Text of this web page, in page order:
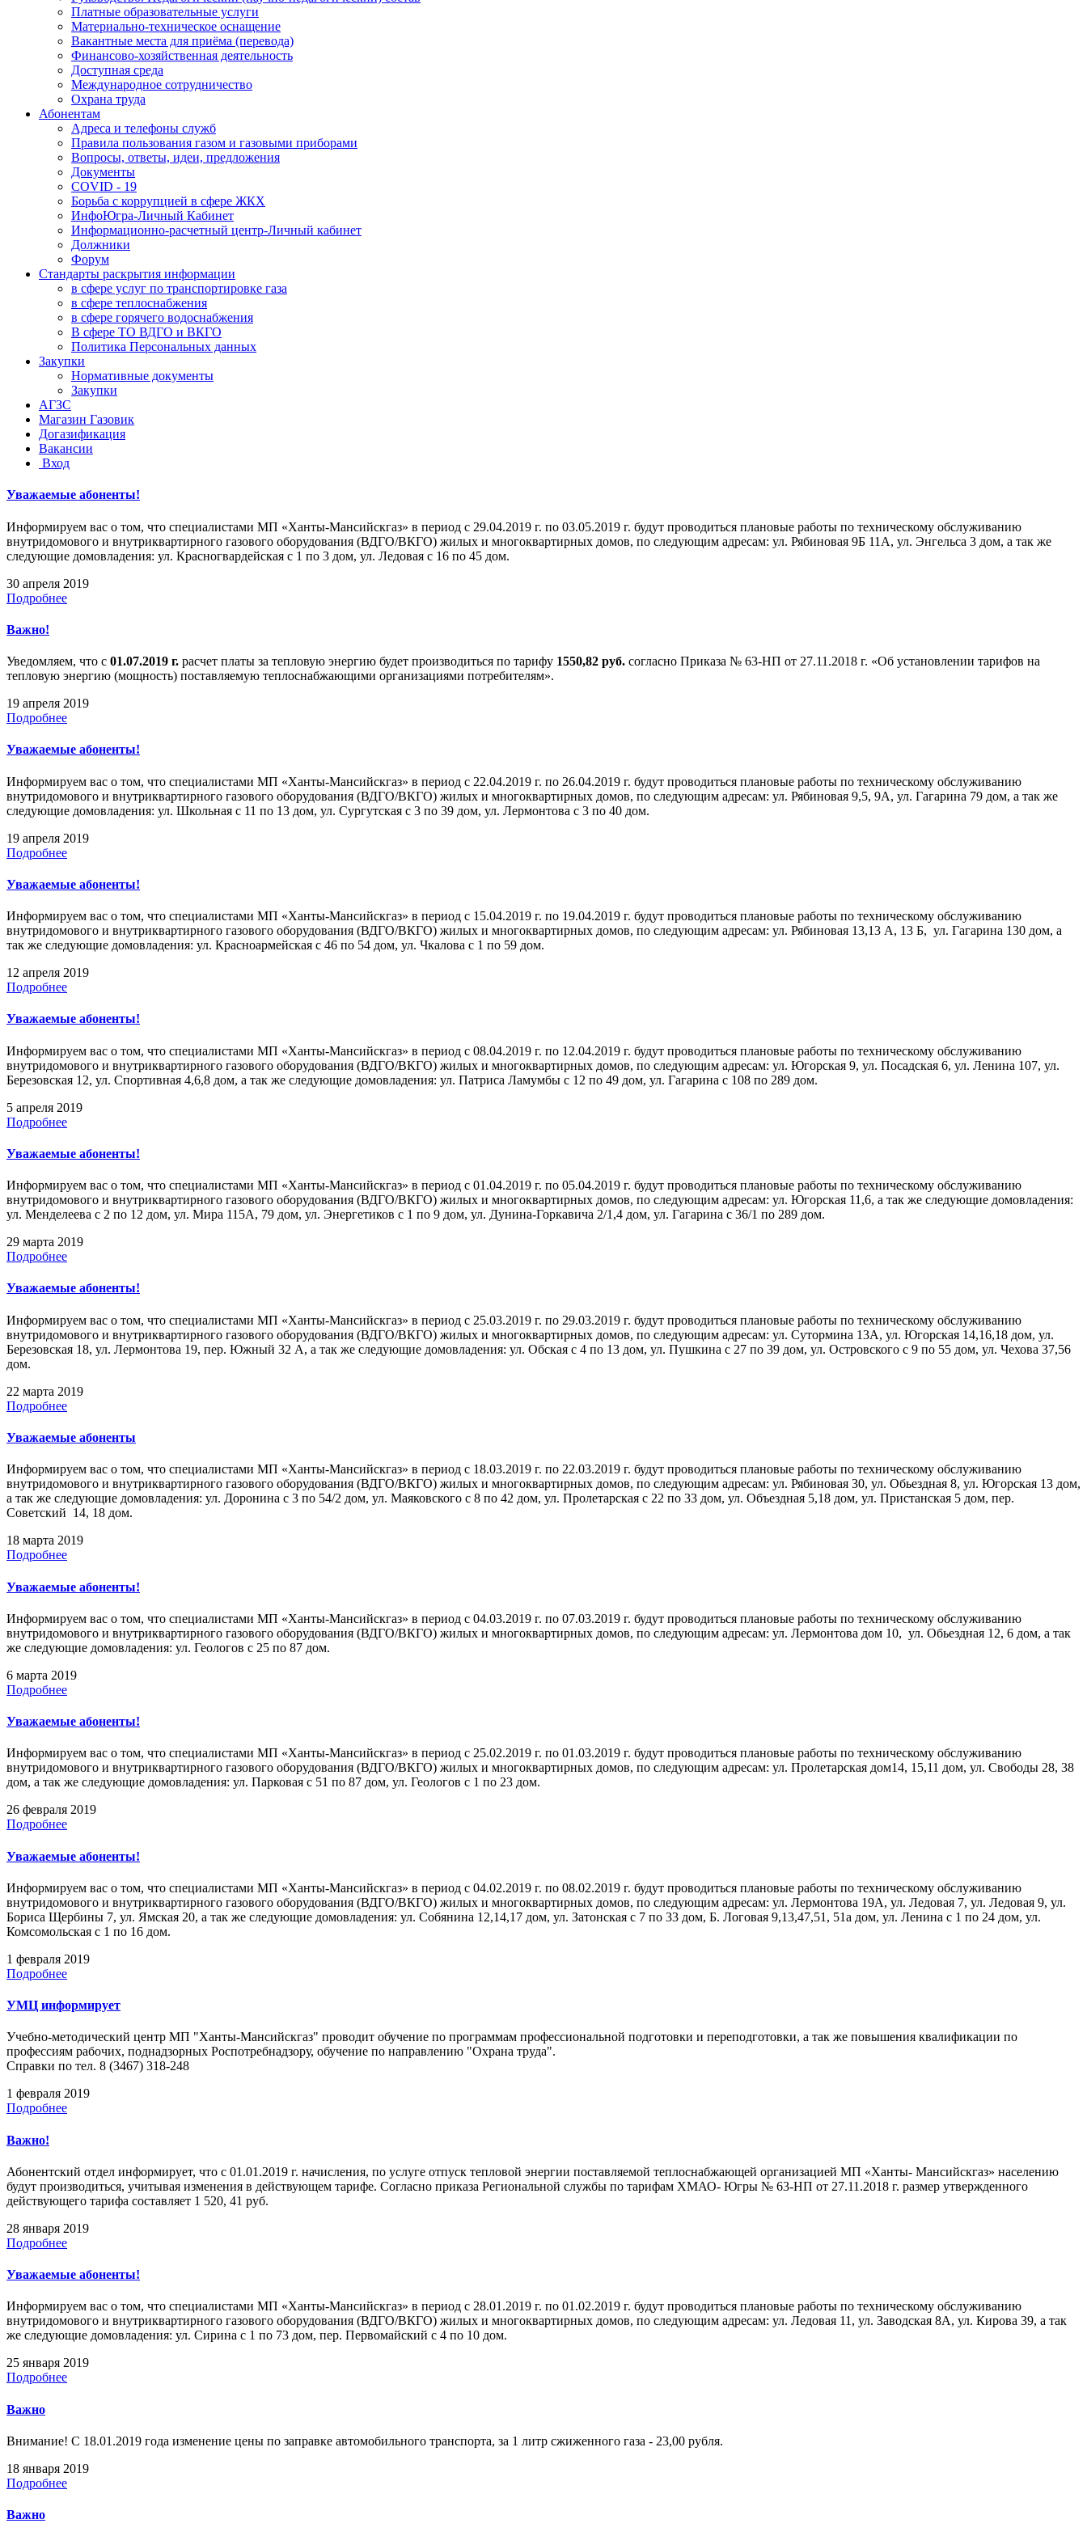
Платные образовательные услуги
Материально-техническое оснащение
Вакантные места для приёма (перевода)
Финансово-хозяйственная деятельность
Доступная среда
Международное сотрудничество
Охрана труда
Абонентам
Адреса и телефоны служб
Правила пользования газом и газовыми приборами
Вопросы, ответы, идеи, предложения
Документы
COVID - 19
Борьба с коррупцией в сфере ЖКХ
ИнфоЮгра-Личный Кабинет
Информационно-расчетный центр-Личный кабинет
Должники
Форум
Стандарты раскрытия информации
в сфере услуг по транспортировке газа
в сфере теплоснабжения
в сфере горячего водоснабжения
В сфере ТО ВДГО и ВКГО
Политика Персональных данных
Закупки
Нормативные документы
Закупки
АГЗС
Магазин Газовик
Догазификация
Вакансии
Вход
Уважаемые абоненты!
Информируем вас о том, что специалистами МП «Ханты-Мансийскгаз» в период с 29.04.2019 г. по 03.05.2019 г. будут проводиться плановые работы по техническому обслуживанию
внутридомового и внутриквартирного газового оборудования (ВДГО/ВКГО) жилых и многоквартирных домов, по следующим адресам: ул. Рябиновая 9Б 11А, ул. Энгельса 3 дом, а так же
следующие домовладения: ул. Красногвардейская с 1 по 3 дом, ул. Ледовая с 16 по 45 дом.
30 апреля 2019
Подробнее
Важно!
Уведомляем, что с 01.07.2019 г. расчет платы за тепловую энергию будет производиться по тарифу 1550,82 руб. согласно Приказа № 63-НП от 27.11.2018 г. «Об установлении тарифов на
тепловую энергию (мощность) поставляемую теплоснабжающими организациями потребителям».
19 апреля 2019
Подробнее
Уважаемые абоненты!
Информируем вас о том, что специалистами МП «Ханты-Мансийскгаз» в период с 22.04.2019 г. по 26.04.2019 г. будут проводиться плановые работы по техническому обслуживанию
внутридомового и внутриквартирного газового оборудования (ВДГО/ВКГО) жилых и многоквартирных домов, по следующим адресам: ул. Рябиновая 9,5, 9А, ул. Гагарина 79 дом, а так же
следующие домовладения: ул. Школьная с 11 по 13 дом, ул. Сургутская с 3 по 39 дом, ул. Лермонтова с 3 по 40 дом.
19 апреля 2019
Подробнее
Уважаемые абоненты!
Информируем вас о том, что специалистами МП «Ханты-Мансийскгаз» в период с 15.04.2019 г. по 19.04.2019 г. будут проводиться плановые работы по техническому обслуживанию
внутридомового и внутриквартирного газового оборудования (ВДГО/ВКГО) жилых и многоквартирных домов, по следующим адресам: ул. Рябиновая 13,13 А, 13 Б, ул. Гагарина 130 дом, а
так же следующие домовладения: ул. Красноармейская с 46 по 54 дом, ул. Чкалова с 1 по 59 дом.
12 апреля 2019
Подробнее
Уважаемые абоненты!
Информируем вас о том, что специалистами МП «Ханты-Мансийскгаз» в период с 08.04.2019 г. по 12.04.2019 г. будут проводиться плановые работы по техническому обслуживанию
внутридомового и внутриквартирного газового оборудования (ВДГО/ВКГО) жилых и многоквартирных домов, по следующим адресам: ул. Югорская 9, ул. Посадская 6, ул. Ленина 107, ул.
Березовская 12, ул. Спортивная 4,6,8 дом, а так же следующие домовладения: ул. Патриса Ламумбы с 12 по 49 дом, ул. Гагарина с 108 по 289 дом.
5 апреля 2019
Подробнее
Уважаемые абоненты!
Информируем вас о том, что специалистами МП «Ханты-Мансийскгаз» в период с 01.04.2019 г. по 05.04.2019 г. будут проводиться плановые работы по техническому обслуживанию
внутридомового и внутриквартирного газового оборудования (ВДГО/ВКГО) жилых и многоквартирных домов, по следующим адресам: ул. Югорская 11,6, а так же следующие домовладения:
ул. Менделеева с 2 по 12 дом, ул. Мира 115А, 79 дом, ул. Энергетиков с 1 по 9 дом, ул. Дунина-Горкавича 2/1,4 дом, ул. Гагарина с 36/1 по 289 дом.
29 марта 2019
Подробнее
Уважаемые абоненты!
Информируем вас о том, что специалистами МП «Ханты-Мансийскгаз» в период с 25.03.2019 г. по 29.03.2019 г. будут проводиться плановые работы по техническому обслуживанию
внутридомового и внутриквартирного газового оборудования (ВДГО/ВКГО) жилых и многоквартирных домов, по следующим адресам: ул. Сутормина 13А, ул. Югорская 14,16,18 дом, ул.
Березовская 18, ул. Лермонтова 19, пер. Южный 32 А, а так же следующие домовладения: ул. Обская с 4 по 13 дом, ул. Пушкина с 27 по 39 дом, ул. Островского с 9 по 55 дом, ул. Чехова 37,56
дом.
22 марта 2019
Подробнее
Уважаемые абоненты
Информируем вас о том, что специалистами МП «Ханты-Мансийскгаз» в период с 18.03.2019 г. по 22.03.2019 г. будут проводиться плановые работы по техническому обслуживанию
внутридомового и внутриквартирного газового оборудования (ВДГО/ВКГО) жилых и многоквартирных домов, по следующим адресам: ул. Рябиновая 30, ул. Обьездная 8, ул. Югорская 13 дом,
а так же следующие домовладения: ул. Доронина с 3 по 54/2 дом, ул. Маяковского с 8 по 42 дом, ул. Пролетарская с 22 по 33 дом, ул. Объездная 5,18 дом, ул. Пристанская 5 дом, пер.
Советский 14, 18 дом.
18 марта 2019
Подробнее
Уважаемые абоненты!
Информируем вас о том, что специалистами МП «Ханты-Мансийскгаз» в период с 04.03.2019 г. по 07.03.2019 г. будут проводиться плановые работы по техническому обслуживанию
внутридомового и внутриквартирного газового оборудования (ВДГО/ВКГО) жилых и многоквартирных домов, по следующим адресам: ул. Лермонтова дом 10, ул. Обьездная 12, 6 дом, а так
же следующие домовладения: ул. Геологов с 25 по 87 дом.
6 марта 2019
Подробнее
Уважаемые абоненты!
Информируем вас о том, что специалистами МП «Ханты-Мансийскгаз» в период с 25.02.2019 г. по 01.03.2019 г. будут проводиться плановые работы по техническому обслуживанию
внутридомового и внутриквартирного газового оборудования (ВДГО/ВКГО) жилых и многоквартирных домов, по следующим адресам: ул. Пролетарская дом14, 15,11 дом, ул. Свободы 28, 38
дом, а так же следующие домовладения: ул. Парковая с 51 по 87 дом, ул. Геологов с 1 по 23 дом.
26 февраля 2019
Подробнее
Уважаемые абоненты!
Информируем вас о том, что специалистами МП «Ханты-Мансийскгаз» в период с 04.02.2019 г. по 08.02.2019 г. будут проводиться плановые работы по техническому обслуживанию
внутридомового и внутриквартирного газового оборудования (ВДГО/ВКГО) жилых и многоквартирных домов, по следующим адресам: ул. Лермонтова 19А, ул. Ледовая 7, ул. Ледовая 9, ул.
Бориса Щербины 7, ул. Ямская 20, а так же следующие домовладения: ул. Собянина 12,14,17 дом, ул. Затонская с 7 по 33 дом, Б. Логовая 9,13,47,51, 51а дом, ул. Ленина с 1 по 24 дом, ул.
Комсомольская с 1 по 16 дом.
1 февраля 2019
Подробнее
УМЦ информирует
Учебно-методический центр МП "Ханты-Мансийскгаз" проводит обучение по программам профессиональной подготовки и переподготовки, а так же повышения квалификации по
профессиям рабочих, поднадзорных Роспотребнадзору, обучение по направлению "Охрана труда".
Справки по тел. 8 (3467) 318-248
1 февраля 2019
Подробнее
Важно!
Абонентский отдел информирует, что с 01.01.2019 г. начисления, по услуге отпуск тепловой энергии поставляемой теплоснабжающей организацией МП «Ханты- Мансийскгаз» населению
будут производиться, учитывая изменения в действующем тарифе. Согласно приказа Региональной службы по тарифам ХМАО- Югры № 63-НП от 27.11.2018 г. размер утвержденного
действующего тарифа составляет 1 520, 41 руб.
28 января 2019
Подробнее
Уважаемые абоненты!
Информируем вас о том, что специалистами МП «Ханты-Мансийскгаз» в период с 28.01.2019 г. по 01.02.2019 г. будут проводиться плановые работы по техническому обслуживанию
внутридомового и внутриквартирного газового оборудования (ВДГО/ВКГО) жилых и многоквартирных домов, по следующим адресам: ул. Ледовая 11, ул. Заводская 8А, ул. Кирова 39, а так
же следующие домовладения: ул. Сирина с 1 по 73 дом, пер. Первомайский с 4 по 10 дом.
25 января 2019
Подробнее
Важно
Внимание! С 18.01.2019 года изменение цены по заправке автомобильного транспорта, за 1 литр сжиженного газа - 23,00 рубля.
18 января 2019
Подробнее
Важно